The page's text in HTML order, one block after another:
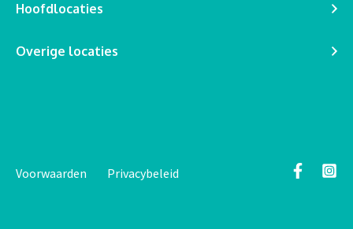
Hoofdlocaties
Overige locaties
Voorwaarden Privacybeleid